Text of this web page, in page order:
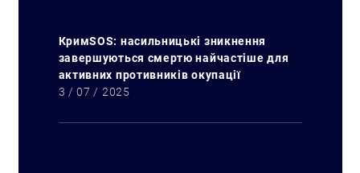
КримSOS: насильницькі зникнення
завершуються смертю найчастіше для
активних противників окупації
3 / 07 / 2025